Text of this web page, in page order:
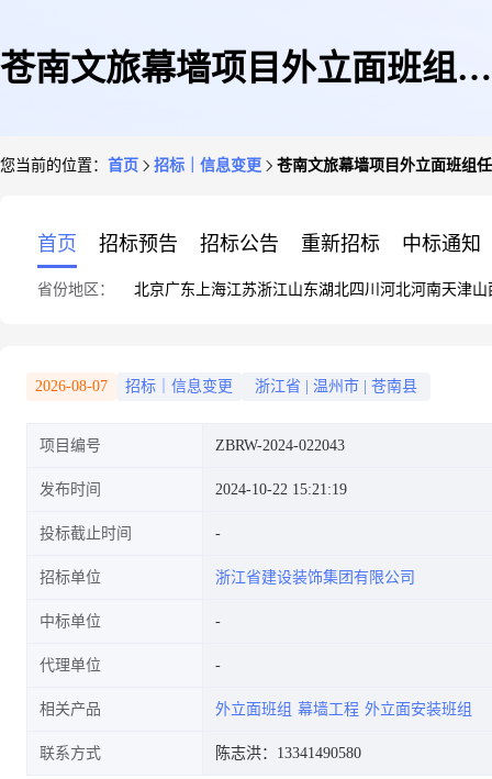
苍南文旅幕墙项目外立面班组任
您当前的位置： 首页 招标｜信息变更 苍南文旅幕墙项目外立面班组
首页 招标预告 招标公告 重新招标 中标通知
省份地区： 北京广东 上海江苏浙江山东湖北四川 河北河南天津山
2026-08-07 招标｜信息变更 浙江省 温州市 苍南县
项目编号 ZBRW-2024-022043
发布时间 2024-10-22 15:21:19
投标截止时间
招标单位 浙江省建设装饰集团有限公司
中标单位
代理单位
相关产品 外立面班组 幕墙工程 外立面安装班组
联系方式 陈志洪：13341490580